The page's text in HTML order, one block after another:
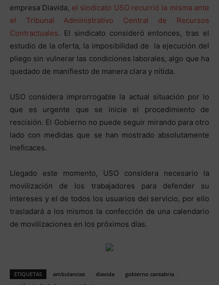
empresa Diavida, el sindicato USO recurrió la misma ante
el Tribunal Administrativo Central de Recursos
Contractuales. El sindicato consideró entonces, tras el
estudio de la oferta, la imposibilidad de la ejecución del
pliego sin vulnerar las condiciones laborales, algo que ha
quedado de manifiesto de manera clara y nítida.
USO considera improrrogable la actual situación por lo
que es urgente que se inicie el procedimiento de
rescisión. El Gobierno no puede seguir mirando para otro
lado con medidas que se han mostrado absolutamente
ineficaces.
Llegado este momento, USO considera necesario la
movilización de los trabajadores para defender su
intereses y el de todos los usuarios del servicio, por ello
trasladará a los mismos la confección de una calendario
de movilizaciones en los próximos días.
ETIQUETAS ambulancias diavida
gobierno cantabria